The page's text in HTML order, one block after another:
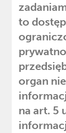
to
organ
na art. 5